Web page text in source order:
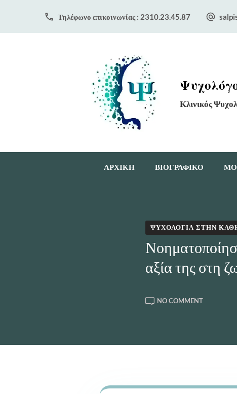
Τηλέφωνο επικοινωνίας : 2310.23.45.87
Κλινικός
ΑΡΧΙΚΗ ΒΙΟΓΡΑΦΙΚΟ
ΨΥΧΟΛΟΓΊΑ ΣΤΗΝ
αξία της στη
NO COMMENTON
ΚΑΙ
ΤΗΣ